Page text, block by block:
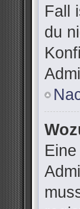
Fall
du